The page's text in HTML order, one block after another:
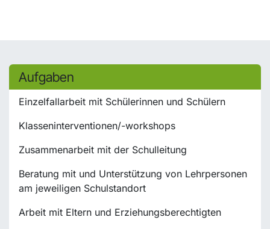
Aufgaben
Einzelfallarbeit mit Schülerinnen und Schülern
Klasseninterventionen/-workshops
Zusammenarbeit mit der Schulleitung
Beratung mit und Unterstützung von Lehrpersonen
am jeweiligen Schulstandort
Arbeit mit Eltern und Erziehungsberechtigten